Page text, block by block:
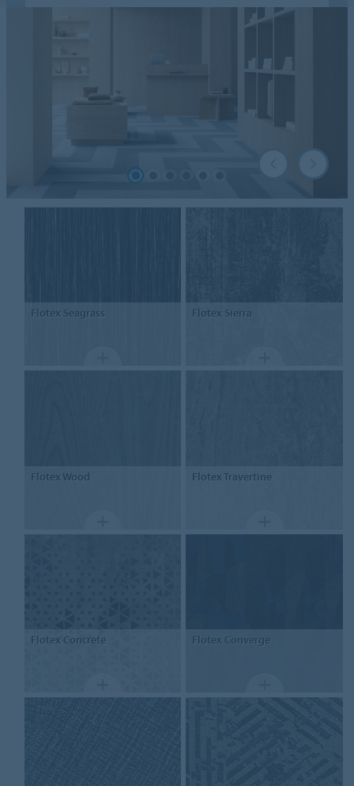
Flotex Seagrass Flotex Sierra
Flotex Wood FlotexTravertine
Flotex Concrete Flotex Converge